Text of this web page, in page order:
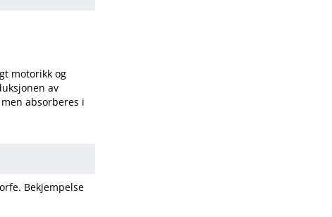
motorikk og
av
absorberes i
Bekjempelse